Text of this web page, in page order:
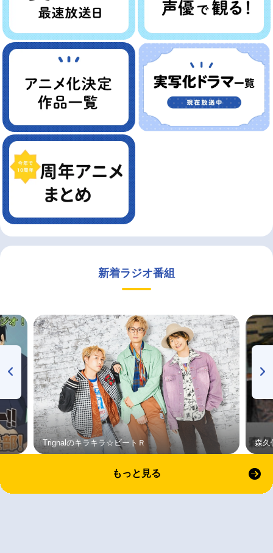
新着ラジオ番組
Trignalのキラキラ☆ビートＲ 森久
もっと見る